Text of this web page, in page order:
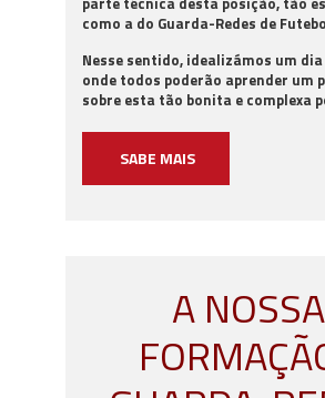
como a do Guarda-Redes de
Nesse sentido, idealizámos um
onde todos poderão aprender um
sobre esta tão bonita e complexa
SABE MAIS
A NOSSA